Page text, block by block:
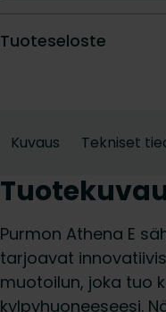
Tuoteseloste
Kuvaus Tekniset
Purmon Athena E
tarjoavat
muotoilun, joka tuo
kylpyhuoneeseesi.